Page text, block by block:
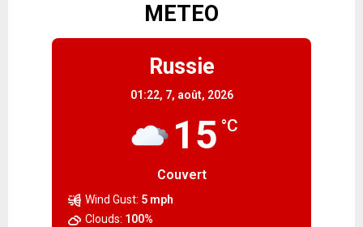
METEO
Russie
01:22, 7, août, 2026
15 °C
Couvert
Wind Gust: 5 mph
Clouds: 100%